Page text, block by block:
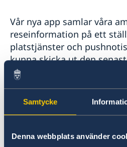
Samtycke
Denna webbplats använder
Vår nya app samlar våra
reseinformation på ett
platstjänster och
kunna skicka ut den
behöver för ditt resmål. Vi
data om dig eller din
du befinner dig, men det
för dig att se var vi
närmaste ambassad direkt